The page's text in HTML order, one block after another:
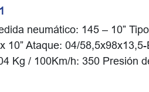
neumático: 145 – 10”
10” Ataque: 04/
Kg / 100Km/h: 350 Presión